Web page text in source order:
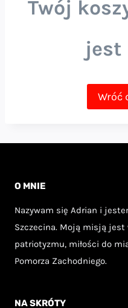
Twój
jest
Wróć
O MNIE
Nazywam się Adrian i
Szczecina. Moją misją
patriotyzmu, miłości do
Pomorza Zachodniego.
NA SKRÓTY